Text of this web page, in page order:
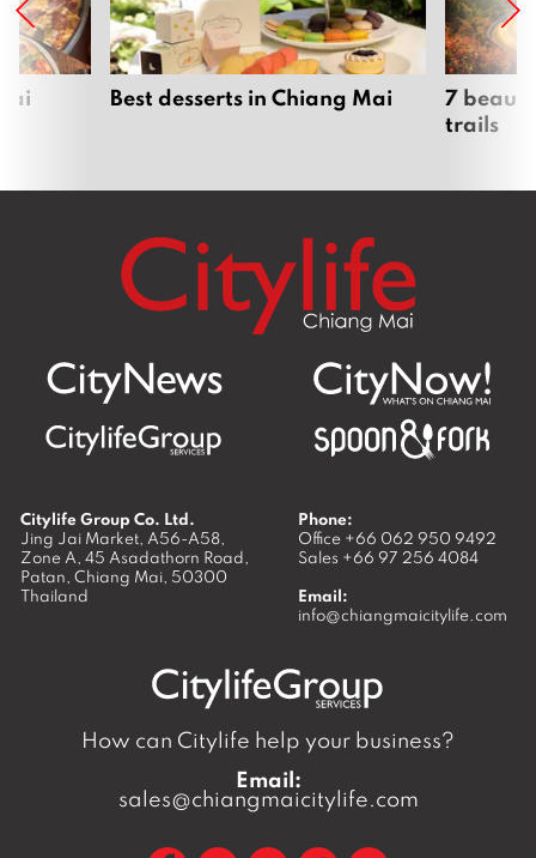
Best desserts in Chiang Mai
7
trails
Citylife Group Co. Ltd.
Jing Jai Market, A56-A58,
Zone A, 45 Asadathorn Road,
Patan, Chiang Mai, 50300
Thailand
Phone:
Office +66 062 950 9492
Sales +66 97 256 4084
Email:
info@chiangmaicitylife.com
How can Citylife help your business?
Email:
sales@chiangmaicitylife.com